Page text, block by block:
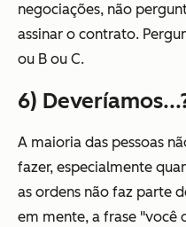
negociações, não
assinar o contrato.
ou B ou C.
6)
A maioria das pessoas
fazer, especialmente
as ordens não faz parte
em mente, a frase "você